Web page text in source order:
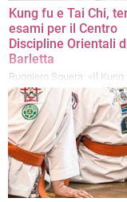
Kung fu e Tai Chi,
esami per il Centro
Discipline Orientali
Barletta
Ruggiero Sguera: «Il Kung
Chi sono arti
lasciamo che si